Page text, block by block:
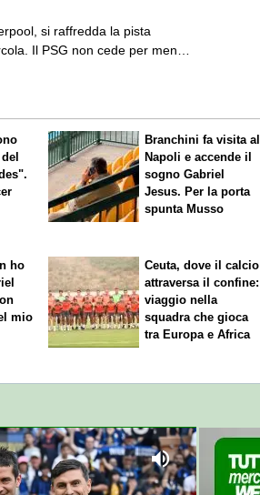
si raffredda la pista
Il PSG non cede per meno
Branchini fa visita al
Napoli e accende il
sogno Gabriel
Jesus. Per la porta
spunta Musso
ho
mio
Ceuta, dove il calcio
attraversa il confine:
viaggio nella
squadra che gioca
tra Europa e Africa